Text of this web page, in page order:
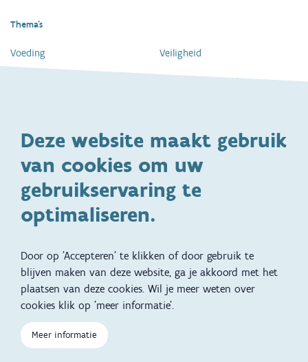
Deze website maakt gebruik
van cookies om uw
gebruikservaring te
optimaliseren.
Door op 'Accepteren' te klikken of door gebruik te
blijven maken van deze website, ga je akkoord met het
plaatsen van deze cookies. Wil je meer weten over
cookies klik op 'meer informatie'.
Meer informatie
Thema's
Voeding
Ontwikkeling en gedrag
Specifieke
ondersteuningsbehoefte
Zwangerschap en geboorte
Slapen
Veiligheid
Dagelijkse verzorging
Gezinsleven
Adoptie
Kinderwens
Voet
Kind en Gezin diensten
Aanbod tijdens de
zwangerschap
Vertalingen